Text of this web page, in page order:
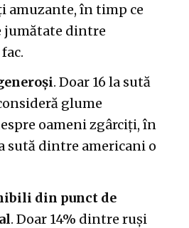
amuzante, în timp ce
jumătate dintre
. Doar 16 la sută
glume
oameni zgârciți, în
sută dintre americani o
din punct de
. Doar 14% dintre ruși